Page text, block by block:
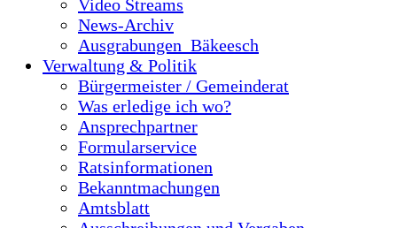
Video Streams
News-Archiv
Ausgrabungen_Bäkeesch
Verwaltung & Politik
Bürgermeister / Gemeinderat
Was erledige ich wo?
Ansprechpartner
Formularservice
Ratsinformationen
Bekanntmachungen
Amtsblatt